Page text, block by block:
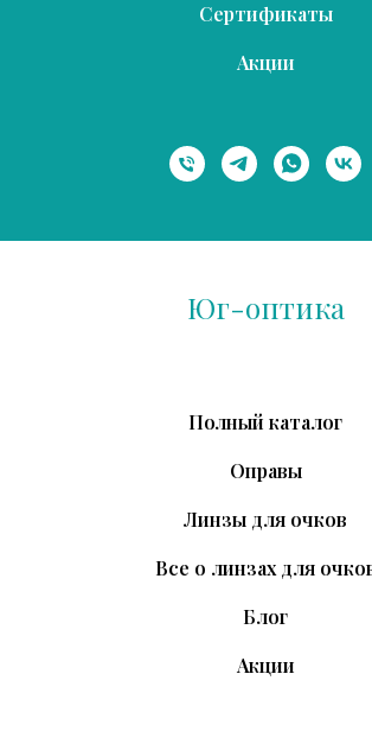
Сертификаты
Акции
Юг-оптика
Полный каталог
Оправы
Линзы для очков
Все о линзах для
Блог
Акции